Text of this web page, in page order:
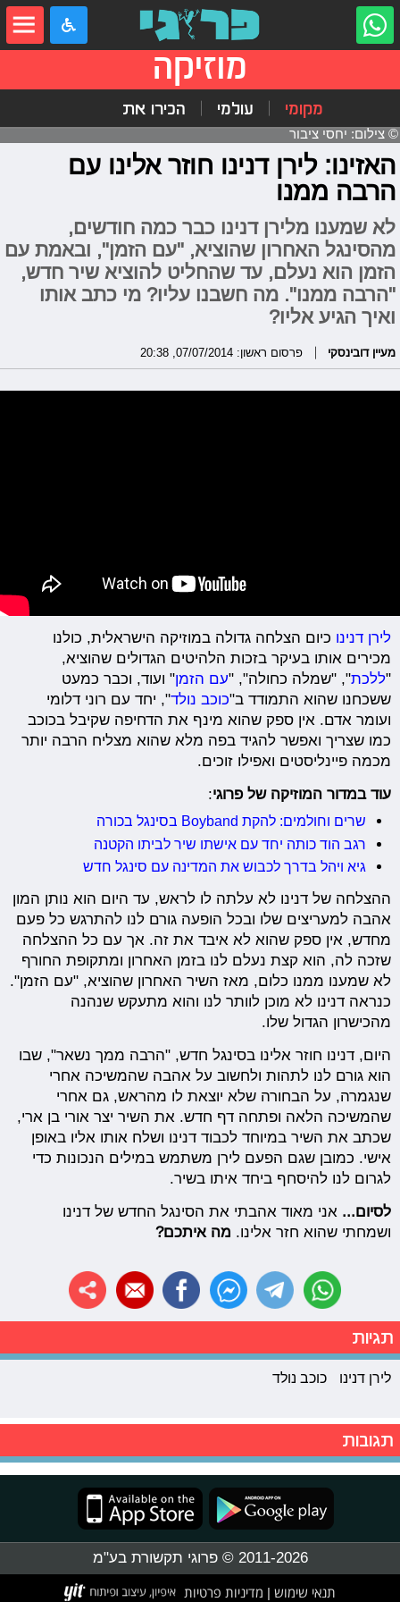
מוזיקה
מקומי עולמי הכירו את
© צילום: יחסי ציבור
האזינו: לירן דנינו חוזר אלינו עם
הרבה ממנו
לא שמענו מלירן דנינו כבר כמה חודשים,
מהסינגל האחרון שהוציא, "עם הזמן", ובאמת עם
הזמן הוא נעלם, עד שהחליט להוציא שיר חדש,
"הרבה ממנו". מה חשבנו עליו? מי כתב אותו
ואיך הגיע אליו?
מעיין דובינסקי פרסום ראשון: 07/07/2014, 20:38
לירן דנינו כיום הצלחה גדולה במוזיקה הישראלית, כולנו
מכירים אותו בעיקר בזכות הלהיטים הגדולים שהוציא,
"ללכת", "שמלה כחולה", "עם הזמן" ועוד, וכבר כמעט
ששכחנו שהוא התמודד ב"כוכב נולד", יחד עם רוני דלומי
ועומר אדם. אין ספק שהוא מינף את הדחיפה שקיבל בכוכב
כמו שצריך ואפשר להגיד בפה מלא שהוא מצליח הרבה יותר
מכמה פיינליסטים ואפילו זוכים.
עוד במדור המוזיקה של פרוגי:
שרים וחולמים: להקת Boyband בסינגל בכורה
רגב הוד כותה יחד עם אישתו שיר לביתו הקטנה
גיא ויהל בדרך לכבוש את המדינה עם סינגל חדש
ההצלחה של דנינו לא עלתה לו לראש, עד היום הוא נותן המון
אהבה למעריצים שלו ובכל הופעה גורם לנו להתרגש כל פעם
מחדש, אין ספק שהוא לא איבד את זה. אך עם כל ההצלחה
שזכה לה, הוא קצת נעלם לנו בזמן האחרון ומתקופת החורף
לא שמענו ממנו כלום, מאז השיר האחרון שהוציא, "עם הזמן".
כנראה דנינו לא מוכן לוותר לנו והוא מתעקש שנהנה
מהכישרון הגדול שלו.
היום, דנינו חוזר אלינו בסינגל חדש, "הרבה ממך נשאר", שבו
הוא גורם לנו לתהות ולחשוב על אהבה שהמשיכה אחרי
שנגמרה, על הבחורה שלא יוצאת לו מהראש, גם אחרי
שהמשיכה הלאה ופתחה דף חדש. את השיר יצר אורי בן ארי,
שכתב את השיר במיוחד לכבוד דנינו ושלח אותו אליו באופן
אישי. כמובן שגם הפעם לירן משתמש במילים הנכונות כדי
לגרום לנו להיסחף ביחד איתו בשיר.
לסיום... אני מאוד אהבתי את הסינגל החדש של דנינו
ושמחתי שהוא חזר אלינו. מה איתכם?
תגיות
לירן דנינו כוכב נולד
תגובות
2011-2026 © פרוגי תקשורת בע"מ
תנאי שימוש | מדיניות פרטיות